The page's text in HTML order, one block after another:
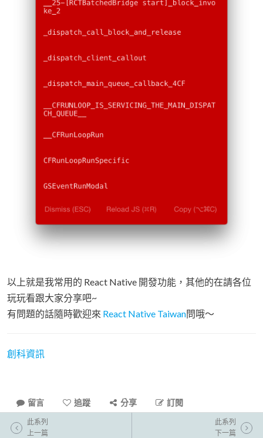
以上就是我常用的 React Native 開發功能，其他的在請各位
玩玩看跟大家分享吧~
有問題的話隨時歡迎來 React Native Taiwan問哦～
創科資訊
留言 追蹤 分享 訂閱
此系列
上一篇
此系列
下一篇